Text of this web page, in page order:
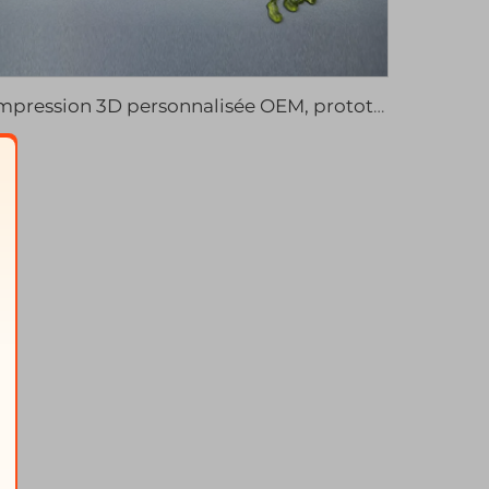
Impression 3D personnalisée OEM, prototype rapide en résine transparente SLA DLP, pièces en plastique transparent